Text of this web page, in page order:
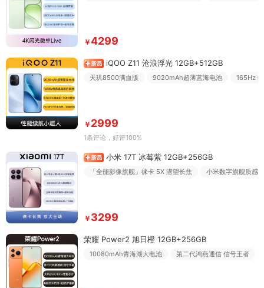
￥4299
iQOO Z11 沧浪浮光 12GB+512GB
天玑8500满血版 9020mAh超薄蓝海电池 165Hz
￥ 2999
1条评论 ，好评100%
小米 17T 冰莓紫 12GB+256GB
「全能影像旗舰」徕卡 5X 潜望长焦 小米数字旗舰质感
￥ 3299
荣耀 Power2 旭日橙 12GB+256GB
10080mAh青海湖大电池 第二代鸿燕通信 信号王者